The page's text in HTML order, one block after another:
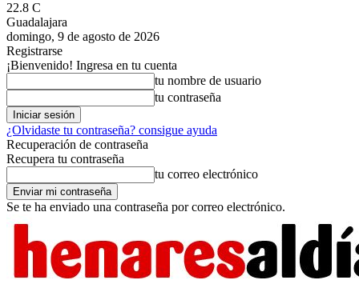
22.8 C
Guadalajara
domingo, 9 de agosto de 2026
Registrarse
¡Bienvenido! Ingresa en tu cuenta
tu nombre de usuario
tu contraseña
¿Olvidaste tu contraseña? consigue ayuda
Recuperación de contraseña
Recupera tu contraseña
tu correo electrónico
Se te ha enviado una contraseña por correo electrónico.